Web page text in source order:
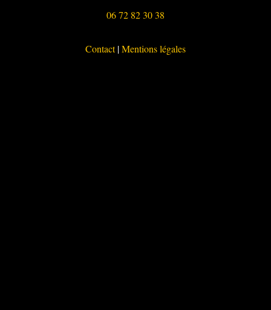
06 72 82 30 38
Contact|Mentions légales